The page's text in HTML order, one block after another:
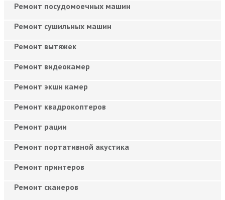
Ремонт посудомоечных машин
Ремонт сушильных машин
Ремонт вытяжек
Ремонт видеокамер
Ремонт экшн камер
Ремонт квадрокоптеров
Ремонт рации
Ремонт портативной акустика
Ремонт принтеров
Ремонт сканеров